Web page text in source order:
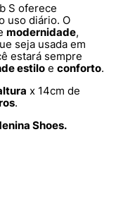
S oferece
uso diário. O
modernidade,
seja usada em
estará sempre
estilo e conforto.
x 14cm de
.
Shoes.